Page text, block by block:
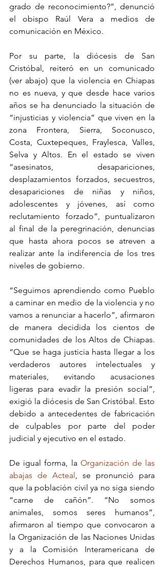
grado de reconocimiento?”, denunció
el obispo Raúl Vera a medios de
comunicación en México.
Por su parte, la diócesis de San
Cristóbal, reiteró en un comunicado
(ver abajo) que la violencia en Chiapas
no es nueva, y que desde hace varios
años se ha denunciado la situación de
“injusticias y violencia” que viven en la
zona Frontera, Sierra, Soconusco,
Costa, Cuxtepeques, Fraylesca, Valles,
Selva y Altos. En el estado se viven
“asesinatos, desapariciones,
desplazamientos forzados, secuestros,
desapariciones de niñas y niños,
adolescentes y jóvenes, así como
reclutamiento forzado”, puntualizaron
al final de la peregrinación, denuncias
que hasta ahora pocos se atreven a
realizar ante la indiferencia de los tres
niveles de gobierno.
“Seguimos aprendiendo como Pueblo
a caminar en medio de la violencia y no
vamos a renunciar a hacerlo”, afirmaron
de manera decidida los cientos de
comunidades de los Altos de Chiapas.
“Que se haga justicia hasta llegar a los
verdaderos autores intelectuales y
materiales, evitando acusaciones
ligeras para evadir la presión social”,
exigió la diócesis de San Cristóbal. Esto
debido a antecedentes de fabricación
de culpables por parte del poder
judicial y ejecutivo en el estado.
De igual forma, la Organización de las
abajas de Acteal, se pronunció para
que la población civil ya no siga siendo
“carne de cañón”. “No somos
animales, somos seres humanos”,
afirmaron al tiempo que convocaron a
la Organización de las Naciones Unidas
y a la Comisión Interamericana de
Derechos Humanos, para que realicen